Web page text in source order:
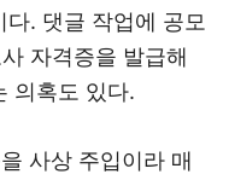
. 댓글 작업에 공모
자격증을 발급해
의혹도 있다.
사상 주입이라 매